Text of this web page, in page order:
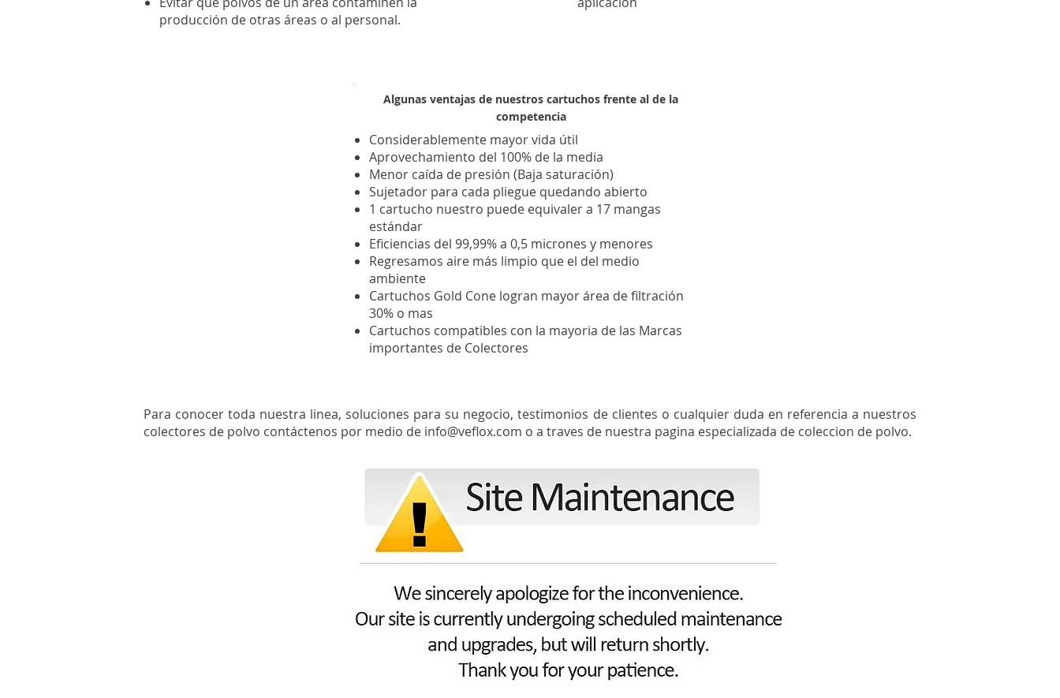
producción de otras áreas o al personal.
Algunas ventajas de nuestros cartuchos frente al de la
competencia
Considerablemente mayor vida útil
Aprovechamiento del 100% de la media
Menor caída de presión (Baja saturación)
Sujetador para cada pliegue quedando abierto
1 cartucho nuestro puede equivaler a 17 mangas
estándar
Eficiencias del 99,99% a 0,5 micrones y menores
Regresamos aire más limpio que el del medio
ambiente
Cartuchos Gold Cone logran mayor área de filtración
30% o mas
Cartuchos compatibles con la mayoria de las Marcas
importantes de Colectores
Para conocer toda nuestra linea, soluciones para su negocio, testimonios de clientes o cualquier duda en referencia a nuestros
colectores de polvo contáctenos por medio de info@veflox.com o a traves de nuestra pagina especializada de coleccion de polvo.